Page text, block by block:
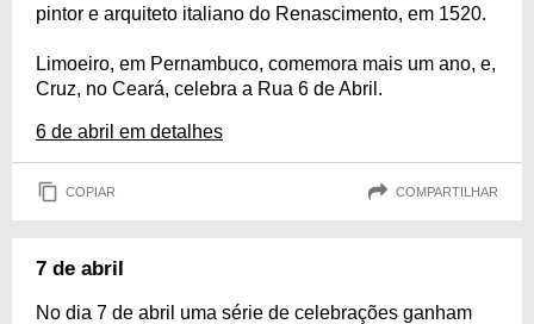
pintor e arquiteto italiano do Renascimento, em 1520.
Limoeiro, em Pernambuco, comemora mais um ano, e,
Cruz, no Ceará, celebra a Rua 6 de Abril.
6 de abril em detalhes
COPIAR COMPARTILHAR
7 de abril
No dia 7 de abril uma série de celebrações ganham